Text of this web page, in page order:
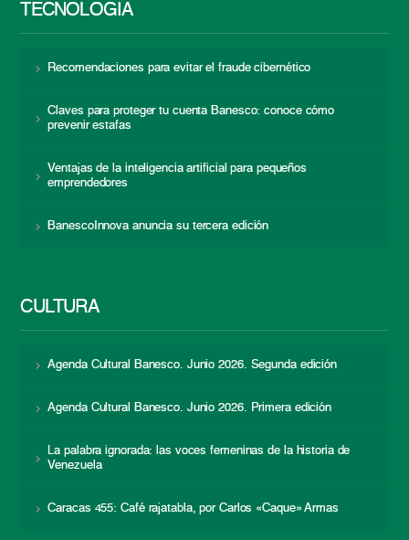
TECNOLOGÍA
Recomendaciones para evitar el fraude cibernético
Claves para proteger tu cuenta Banesco: conoce cómo
prevenir estafas
Ventajas de la inteligencia artificial para pequeños
emprendedores
BanescoInnova anuncia su tercera edición
CULTURA
Agenda Cultural Banesco. Junio 2026. Segunda edición
Agenda Cultural Banesco. Junio 2026. Primera edición
La palabra ignorada: las voces femeninas de la historia de
Venezuela
Caracas 455: Café rajatabla, por Carlos «Caque» Armas